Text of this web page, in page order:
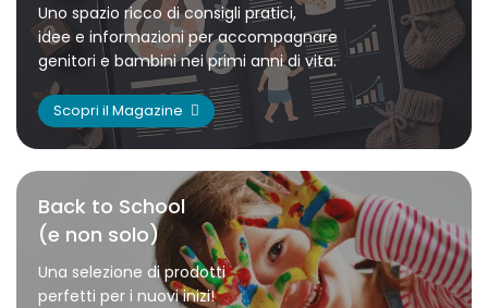
Uno spazio ricco di consigli pratici,
idee e informazioni per accompagnare
genitori e bambini nei primi anni di vita.
Scopri il Magazine
Back to School
(e non solo)
Una selezione di prodotti
perfetti per i nuovi inizi!